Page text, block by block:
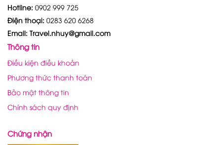
Hotline: 0902 999 725
Điện thoại: 0283 620 6268
Email: Travel.nhuy@gmail.com
Thông tin
Điều kiện điều khoản
Phương thức thanh toán
Bảo mật thông tin
Chính sách quy định
Chứng nhận